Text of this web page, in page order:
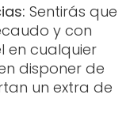
Sentirás que
y con
en cualquier
disponer de
un extra de